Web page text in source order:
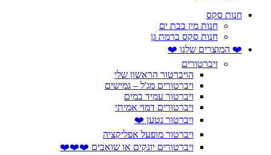
חנות סקס
חנות מין בבת ים
חנות סקס ברמת גן
❤️ המוצרים שלנו ❤️
ויברטורים
הויברטור הראשון שלי
ויברטורים מג'ל – גמישים
ויברטור עמיד במים
ויברטורים דמוי אמיתי
ויברטור נטען ❤️
ויברטור מופעל אפליקציה
ויברטורים יונקים או שואבים ❤️❤️❤️